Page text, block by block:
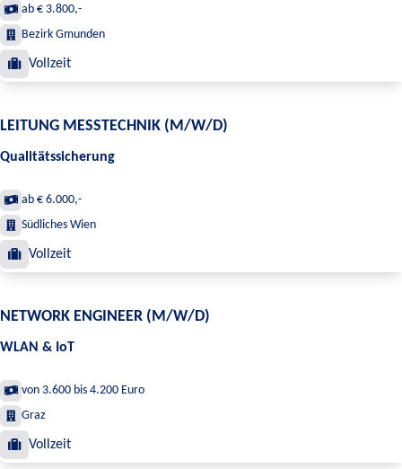
ab € 3.800,-
Bezirk Gmunden
Vollzeit
LEITUNG MESSTECHNIK (M/W/D)
Qualitätssicherung
ab € 6.000,-
Südliches Wien
Vollzeit
NETWORK ENGINEER (M/W/D)
WLAN & IoT
von 3.600 bis 4.200 Euro
Graz
Vollzeit